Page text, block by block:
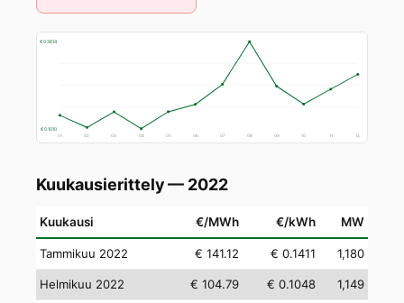
€ 0.3614
€ 0.1010
01 02 03 04 05 06 07 08 09 10 11 12
Kuukausierittely — 2022
Kuukausi €/MWh €/kWh MW
Tammikuu 2022 € 141.12 € 0.1411 1,180
Helmikuu 2022 € 104.79 € 0.1048 1,149